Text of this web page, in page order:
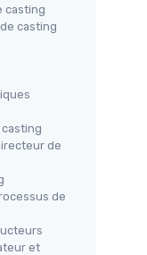
casting
casting
de
de
et